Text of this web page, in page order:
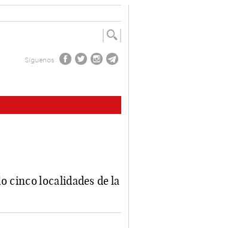
Síguenos
cinco localidades de la